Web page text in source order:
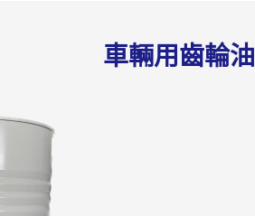
車輛用齒輪油